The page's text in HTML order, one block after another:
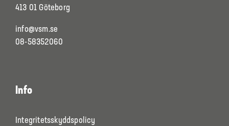
413 01 Göteborg
info@vsm.se
08-58352060
Info
Integritetsskyddspolicy